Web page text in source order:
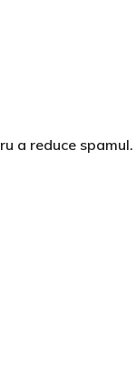
a reduce spamul.